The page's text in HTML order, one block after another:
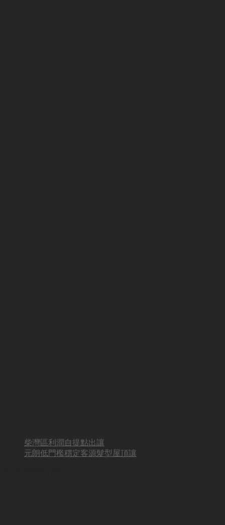
柴灣區利潤自提點出讓
元朗低門檻穩定客源髮型屋頂讓